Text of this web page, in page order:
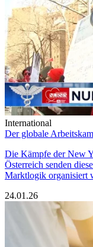
International
Der globale
Die Kämpfe der New
Österreich senden
Marktlogik organisiert
24.01.26